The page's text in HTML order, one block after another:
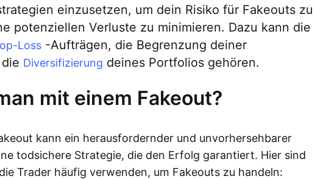
einzusetzen, um dein Risiko für Fakeouts zu
potenziellen Verluste zu minimieren. Dazu kann die
Loss -Aufträgen, die Begrenzung deiner
Diversifizierung deines Portfolios gehören.
mit einem Fakeout?
kann ein herausfordernder und unvorhersehbarer
todsichere Strategie, die den Erfolg garantiert. Hier sind
Trader häufig verwenden, um Fakeouts zu handeln: